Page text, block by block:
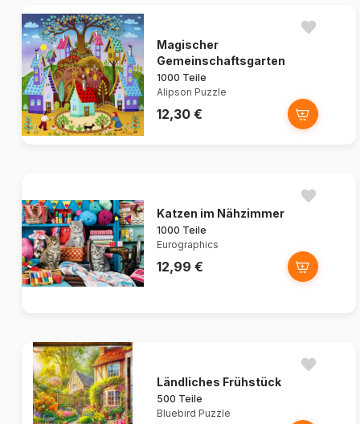
Magischer
Gemeinschaftsgarten
1000 Teile
Alipson Puzzle
12,30 €
Katzen im Nähzimmer
1000 Teile
Eurographics
12,99 €
Ländliches Frühstück
500 Teile
Bluebird Puzzle